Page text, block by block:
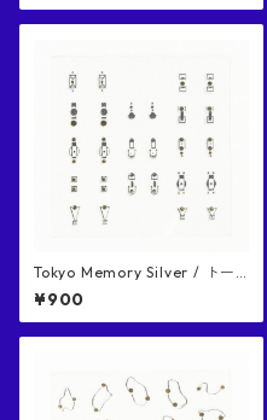
Tokyo Memory Silver / トー
キョーメモリー シルバー ネイ
ルシール
¥900